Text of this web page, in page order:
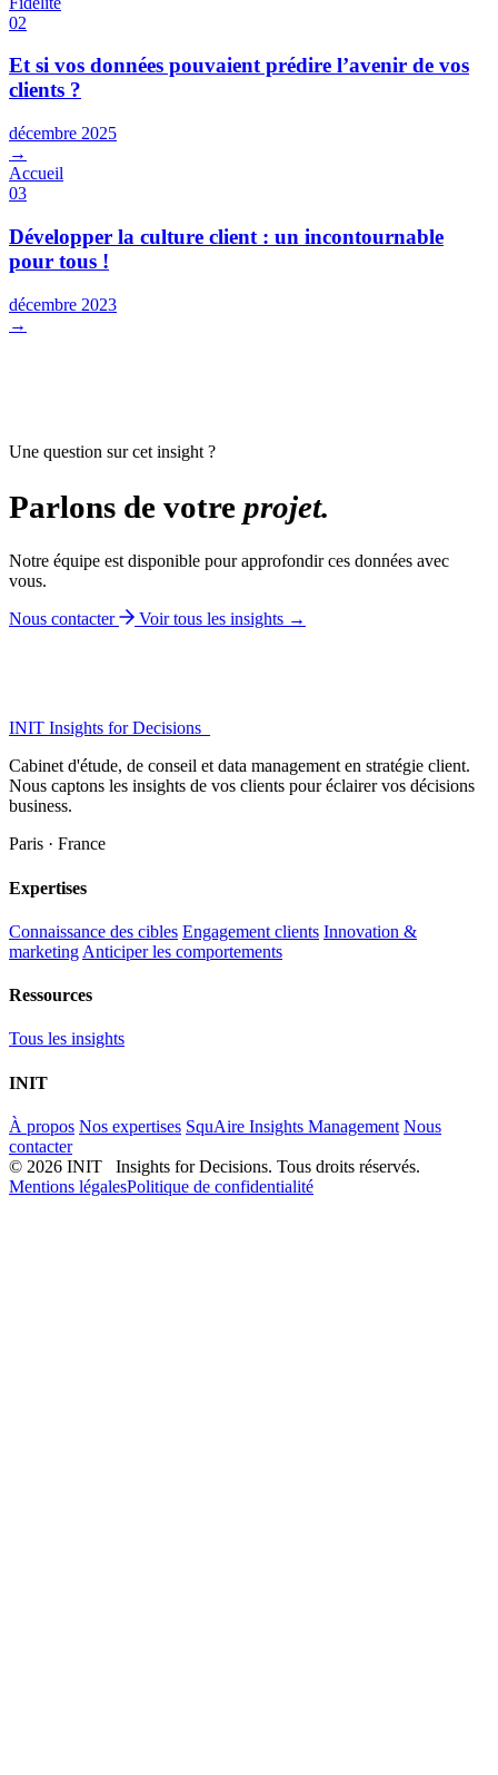
02
Et si vos données pouvaient prédire l’avenir de vos
clients ?
décembre 2025
→
Accueil
03
Développer la culture client : un incontournable
pour tous !
décembre 2023
→
Une question sur cet insight ?
Parlons de votre projet.
Notre équipe est disponible pour approfondir ces données avec
vous.
Nous contacter
Voir tous les insights →
INIT Insights for Decisions_
Cabinet d'étude, de conseil et data management en stratégie client.
Nous captons les insights de vos clients pour éclairer vos décisions
business.
Paris · France
Expertises
Connaissance des cibles Engagement clients Innovation &
marketing Anticiper les comportements
Ressources
Tous les insights
INIT
À propos Nos expertises SquAire Insights Management Nous
contacter
© 2026 INIT Insights for Decisions. Tous droits réservés.
Mentions légalesPolitique de confidentialité